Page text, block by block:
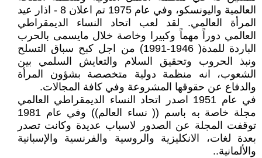
العالمية واليونسكو، وفي عام 1975 تم اعلان 8 - اذار عيد
المرأة العالمي. لقد لعب اتحاد النساء الديمقراطي
العالمي دوراً مهماً وكبيرا وخاصة خلال مايسمى بالحرب
الباردة للمدة( 1946-1991) من اجل كبح سباق التسلح
ونبذ الحروب وتحقيق السلام والتعايش السلمي بين
الشعوب، انه منظمة دولية متخصصة بشؤون المرأة
والدفاع عن حقوقها المشروعة وفي كافة المجالات.
في عام 1951 اصدر اتحاد النساء الديمقراطي العالمي
مجلة خاصة به باسم (( نساء العالم)) وفي عام 1981
توقفت المجلة عن الصدور لاسباب عديدة وكانت تصدر
بعدة لغات، الانكليزية والروسية والفرنسية والإسبانية
والألمانية..